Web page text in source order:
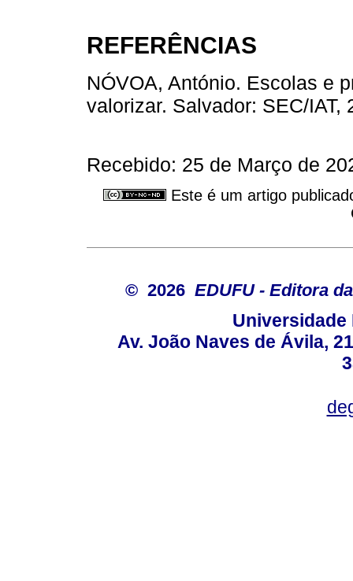
REFERÊNCIAS
NÓVOA, António. Escolas e
valorizar. Salvador: SEC/IAT,
Recebido: 25 de Março de
Este é um artigo
© 2026 EDUFU - Editora
Universidade
Av. João Naves de Ávila,